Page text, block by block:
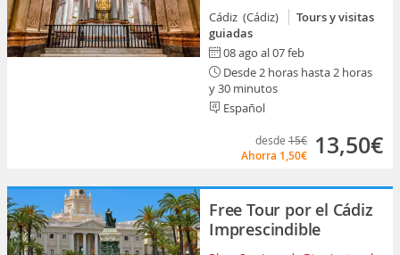
Cádiz (Cádiz)
Tours y visitas
guiadas
08 ago al 07 feb
Desde 2 horas hasta 2 horas
y 30 minutos
Español
desde 15€
Ahorra 1,50€ 13,50€
Free Tour por el Cádiz
Imprescindible